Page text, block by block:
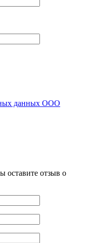
данных ООО
оставите отзыв о